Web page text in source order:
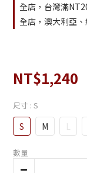
全店，台灣滿
全店，澳大利亞
NT$1,240
尺寸 : S
S M L
數量